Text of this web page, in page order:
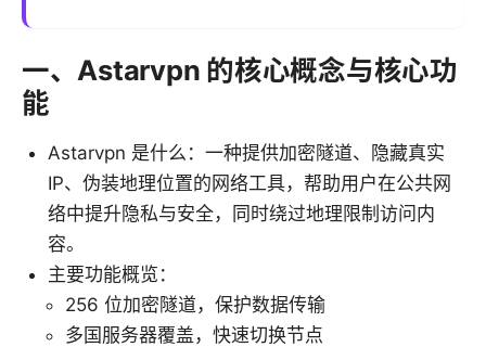
一、Astarvpn 的核心概念与核心功
能
Astarvpn 是什么：一种提供加密隧道、隐藏真实
IP、伪装地理位置的网络工具，帮助用户在公共网
络中提升隐私与安全，同时绕过地理限制访问内
容。
主要功能概览：
256 位加密隧道，保护数据传输
多国服务器覆盖，快速切换节点